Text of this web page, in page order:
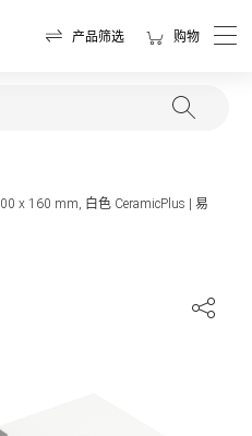
产品筛选 购物
x 160 mm, 白色 CeramicPlus | 易